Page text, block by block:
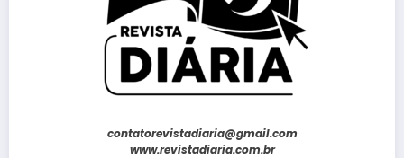
contatorevistadiaria@gmail.com
www.revistadiaria.com.br